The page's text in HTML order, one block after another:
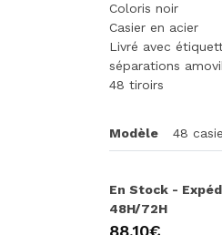
Coloris noir
Casier en acier
Livré avec
séparations
48 tiroirs
Modèle 48
En Stock -
48H/72H
88,10€